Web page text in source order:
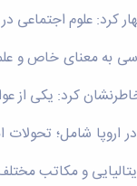
کرد: علوم
کرد: یکی از
اروپا شامل؛
ایتالیایی و